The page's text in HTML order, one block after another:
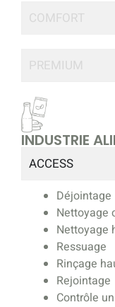
COMFORT
PREMIUM
INDUSTRIE
ACCESS
Déjointage
Nettoyage
Nettoyage
Ressuage
Rinçage
Rejointage
Contrôle